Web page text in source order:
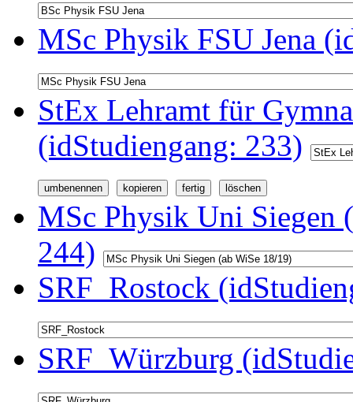
MSc Physik FSU Jena
StEx Lehramt für
(idStudiengang: 233)
MSc Physik Uni Siegen
244)
SRF_Rostock
SRF_Würzburg